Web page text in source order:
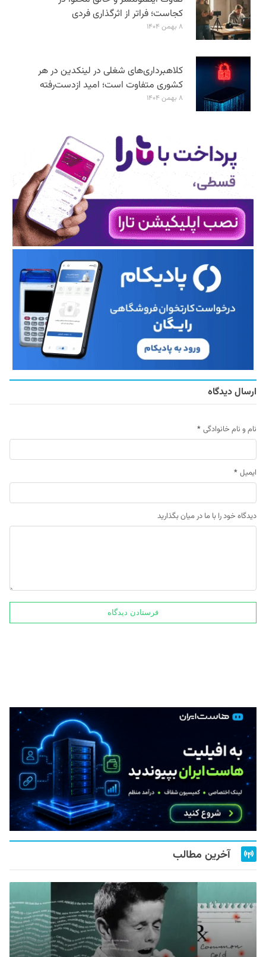
کجاست؛ فراتر از اثرگذاری فردی
۸ بهمن ۱۴۰۴
کلاهبرداری‌های شغلی در لینکدین در هر
کشوری متفاوت است؛ امید ازدست‌رفته
۸ بهمن ۱۴۰۴
ارسال دیدگاه
نام و نام خانوادگی *
ایمیل *
دیدگاه خود را با ما در میان بگذارید
آخرین مطالب